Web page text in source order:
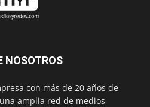
NOSOTROS
con más de 20 años de
amplia red de medios